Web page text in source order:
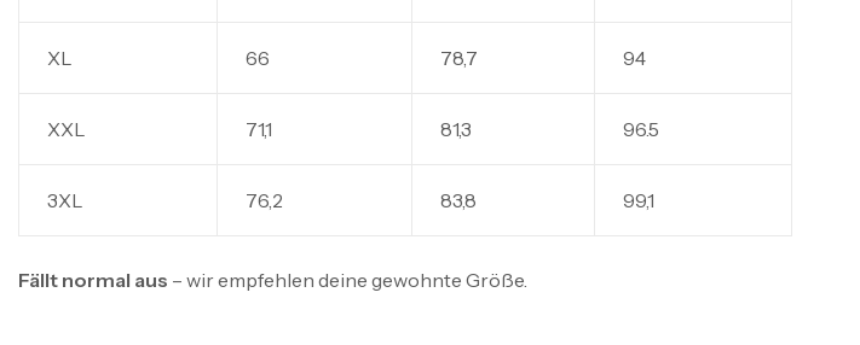
XL 66 78,7 94
XXL 71,1 81,3 96.5
3XL 76,2 83,8 99,1
Fällt normal aus – wir empfehlen deine gewohnte Größe.